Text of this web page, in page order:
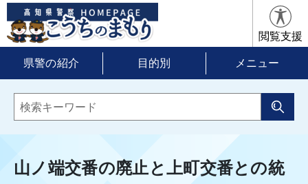
閲覧支援
県警の紹介 目的別 メニュー
山ノ端交番の廃止と上町交番との統